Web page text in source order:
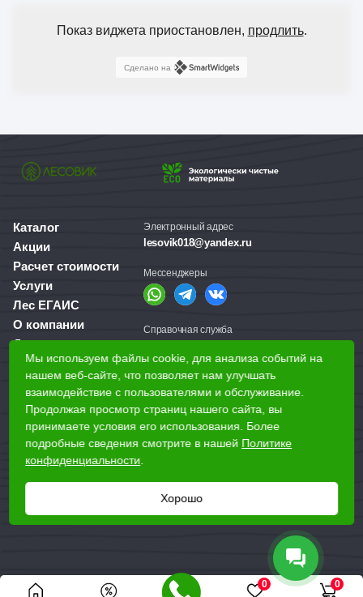
0 0
Показ виджета приостановлен, продлить.
Сделано на
Каталог
Акции
Расчет стоимости
Услуги
Лес ЕГАИС
О компании
Доставка и оплата
Для бизнеса
Наши магазины
Наши адреса
Ижевск, Воткинское шоссе, 340
Электронный адрес
lesovik018@yandex.ru
Мессенджеры
Справочная служба
Реквизиты
ИП Малафеев Олег Павлович ИНН 183512565563
ОГРН 306184112600027
Мы используем файлы cookie, для анализа событий на
нашем веб-сайте, что позволяет нам улучшать
взаимодействие с пользователями и обслуживание.
Продолжая просмотр страниц нашего сайта, вы
принимаете условия его использования. Более
подробные сведения смотрите в нашей Политике
конфиденциальности
Хорошо